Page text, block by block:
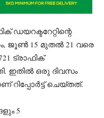
ഡയറക്ടറേറ്റിന്റെ
ജൂൺ 15 മുതൽ 21 വരെ
ട്രാഫിക്
ഇതിൽ ഒരു ദിവസം
റിപ്പോർട്ട് ചെയ്തത്.
5